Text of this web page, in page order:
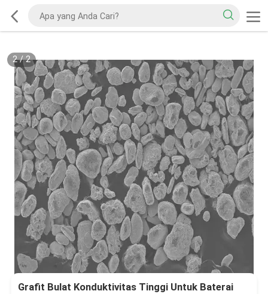
2/2
Grafit Bulat Konduktivitas Tinggi Untuk Baterai